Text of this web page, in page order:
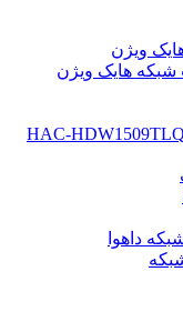
ویژن
هایک ویژن
داهوا